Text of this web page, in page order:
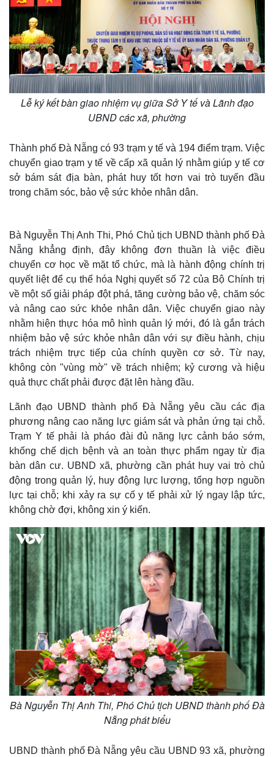
Thế giới
Quan sát
Hồ sơ
Multimedia
E-Magazine
Infographic
Lễ ký kết bàn giao nhiệm vụ giữa Sở Y tế và Lãnh đạo
UBND các xã, phường
Thành phố Đà Nẵng có 93 trạm y tế và 194 điểm trạm. Việc
chuyển giao trạm y tế về cấp xã quản lý nhằm giúp y tế cơ
sở bám sát địa bàn, phát huy tốt hơn vai trò tuyến đầu
trong chăm sóc, bảo vệ sức khỏe nhân dân.
Bà Nguyễn Thị Anh Thi, Phó Chủ tịch UBND thành phố Đà
Nẵng khẳng định, đây không đơn thuần là việc điều
chuyển cơ học về mặt tổ chức, mà là hành động chính trị
quyết liệt để cụ thể hóa Nghị quyết số 72 của Bộ Chính trị
về một số giải pháp đột phá, tăng cường bảo vệ, chăm sóc
và nâng cao sức khỏe nhân dân. Việc chuyển giao này
nhằm hiện thực hóa mô hình quản lý mới, đó là gắn trách
nhiệm bảo vệ sức khỏe nhân dân với sự điều hành, chịu
trách nhiệm trực tiếp của chính quyền cơ sở. Từ nay,
không còn "vùng mờ" về trách nhiệm; kỷ cương và hiệu
quả thực chất phải được đặt lên hàng đầu.
Lãnh đạo UBND thành phố Đà Nẵng yêu cầu các địa
phương nâng cao năng lực giám sát và phản ứng tại chỗ.
Trạm Y tế phải là pháo đài đủ năng lực cảnh báo sớm,
khống chế dịch bệnh và an toàn thực phẩm ngay từ địa
bàn dân cư. UBND xã, phường cần phát huy vai trò chủ
động trong quản lý, huy động lực lượng, tổng hợp nguồn
lực tại chỗ; khi xảy ra sự cố y tế phải xử lý ngay lập tức,
không chờ đợi, không xin ý kiến.
Bà Nguyễn Thị Anh Thi, Phó Chủ tịch UBND thành phố Đà
Nẵng phát biểu
UBND thành phố Đà Nẵng yêu cầu UBND 93 xã, phường